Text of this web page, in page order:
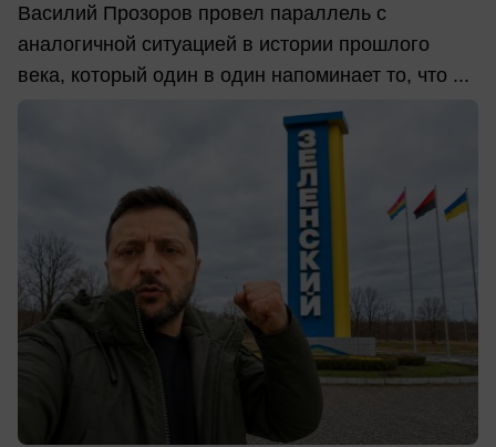
Василий Прозоров провел параллель с
аналогичной ситуацией в истории прошлого
века, который один в один напоминает то, что ...